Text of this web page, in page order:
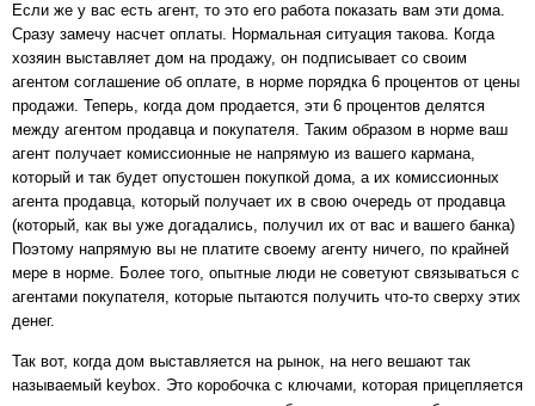
Если же у вас есть агент, то это его работа показать вам эти дома.
Сразу замечу насчет оплаты. Нормальная ситуация такова. Когда
хозяин выставляет дом на продажу, он подписывает со своим
агентом соглашение об оплате, в норме порядка 6 процентов от цены
продажи. Теперь, когда дом продается, эти 6 процентов делятся
между агентом продавца и покупателя. Таким образом в норме ваш
агент получает комиссионные не напрямую из вашего кармана,
который и так будет опустошен покупкой дома, а их комиссионных
агента продавца, который получает их в свою очередь от продавца
(который, как вы уже догадались, получил их от вас и вашего банка)
Поэтому напрямую вы не платите своему агенту ничего, по крайней
мере в норме. Более того, опытные люди не советуют связываться с
агентами покупателя, которые пытаются получить что-то сверху этих
денег.
Так вот, когда дом выставляется на рынок, на него вешают так
называемый keybox. Это коробочка с ключами, которая прицепляется